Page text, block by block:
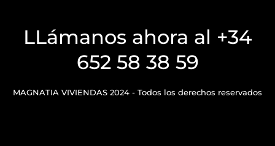
LLámanos ahora al +34
652 58 38 59
MAGNATIA VIVIENDAS 2024 - Todos los derechos reservados